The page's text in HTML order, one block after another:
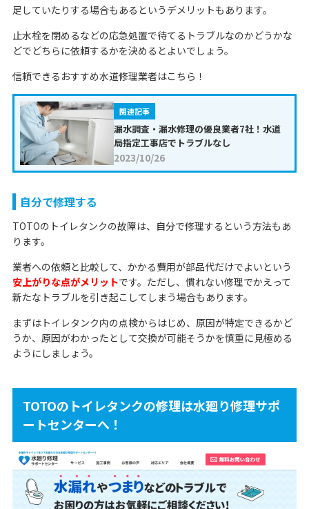
足していたりする場合もあるというデメリットもあります。
止水栓を閉めるなどの応急処置で待てるトラブルなのかどうかな
どでどちらに依頼するかを決めるとよいでしょう。
信頼できるおすすめ水道修理業者はこちら！
関連記事
漏水調査・漏水修理の優良業者7社！水道
局指定工事店でトラブルなし
2023/10/26
自分で修理する
TOTOのトイレタンクの故障は、自分で修理するという方法もあ
ります。
業者への依頼と比較して、かかる費用が部品代だけでよいという
安上がりな点がメリットです。ただし、慣れない修理でかえって
新たなトラブルを引き起こしてしまう場合もあります。
まずはトイレタンク内の点検からはじめ、原因が特定できるかど
うか、原因がわかったとして交換が可能そうかを慎重に見極める
ようにしましょう。
TOTOのトイレタンクの修理は水廻り修理サポ
ートセンターへ！